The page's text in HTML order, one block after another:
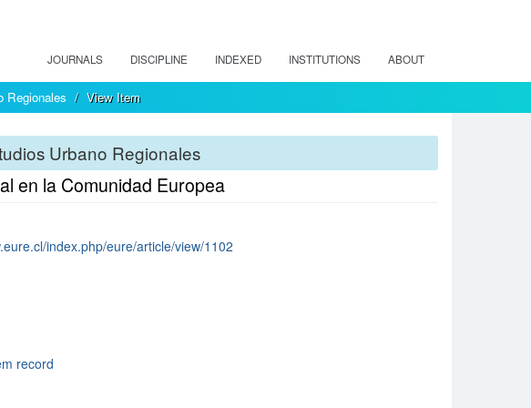
JOURNALS DISCIPLINE INDEXED INSTITUTIONS ABOUT
Regionales View Item
Urbano Regionales
en la Comunidad Europea
index.php/eure/article/view/1102
record